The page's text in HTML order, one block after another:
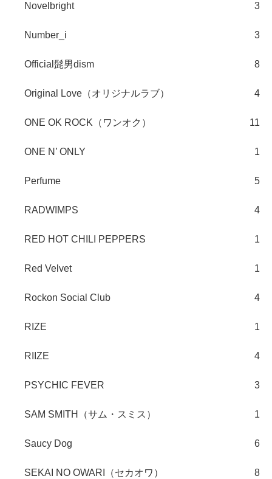
Novelbright 3
Number_i 3
Official髭男dism 8
Original Love（オリジナルラブ） 4
ONE OK ROCK（ワンオク） 11
ONE N’ ONLY 1
Perfume 5
RADWIMPS 4
RED HOT CHILI PEPPERS 1
Red Velvet 1
Rockon Social Club 4
RIZE 1
RIIZE 4
PSYCHIC FEVER 3
SAM SMITH（サム・スミス） 1
Saucy Dog 6
SEKAI NO OWARI（セカオワ） 8